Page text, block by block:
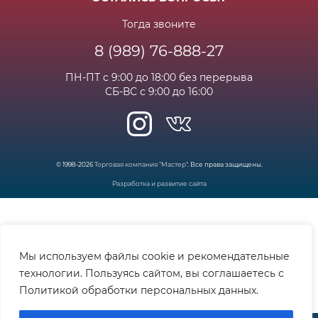
Мы используем файлы cookie и рекомендательные
технологии. Пользуясь сайтом, вы соглашаетесь с
Политикой обработки персональных данных.
Часто задаваемые вопросы
Тогда звоните
8 (989) 76-888-27
ПН-ПТ с 9:00 до 18:00 без перерыва
СБ-ВС с 9:00 до 16:00
© 1998-2026Торговая компания "Мастер". Все права защищены.
Разработка и развитие сайта